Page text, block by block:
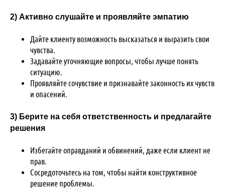
2) Активно слушайте и проявляйте эмпатию
Дайте клиенту возможность высказаться и выразить свои
чувства.
Задавайте уточняющие вопросы, чтобы лучше понять
ситуацию.
Проявляйте сочувствие и признавайте законность их чувств
и опасений.
3) Берите на себя ответственность и предлагайте
решения
Избегайте оправданий и обвинений, даже если клиент не
прав.
Сосредоточьтесь на том, чтобы найти конструктивное
решение проблемы.